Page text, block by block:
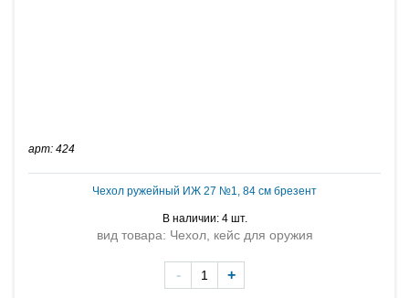
арт: 424
Чехол ружейный ИЖ 27 №1, 84 см брезент
В наличии: 4 шт.
вид товара: Чехол, кейс для оружия
- +